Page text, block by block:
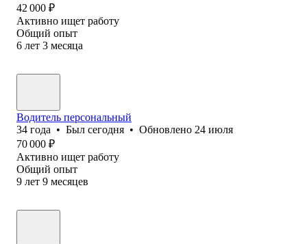
42 000 ₽
Активно ищет работу
Общий опыт
6 лет 3 месяца
Водитель персональный
34 года • Был сегодня • Обновлено 24 июля
70 000 ₽
Активно ищет работу
Общий опыт
9 лет 9 месяцев